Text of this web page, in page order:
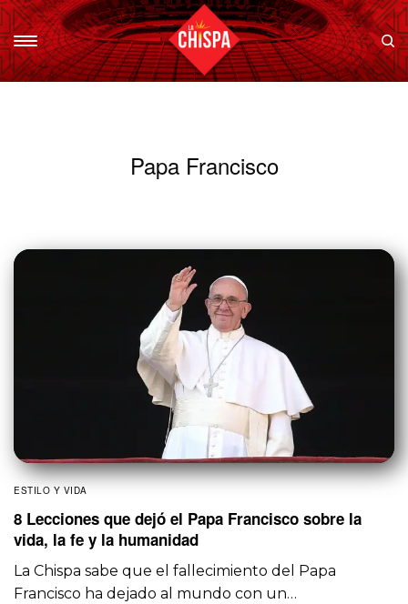
Papa Francisco
ESTILO Y VIDA
8 Lecciones que dejó el Papa Francisco sobre la
vida, la fe y la humanidad
La Chispa sabe que el fallecimiento del Papa
Francisco ha dejado al mundo con un…